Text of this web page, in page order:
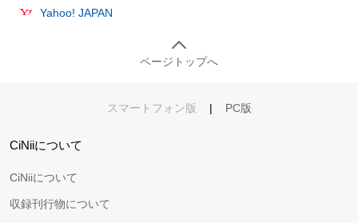
Yahoo! JAPAN
ページトップへ
スマートフォン版 | PC版
CiNiiについて
CiNiiについて
収録刊行物について